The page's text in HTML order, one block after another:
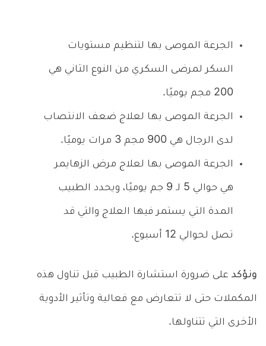
الجرعة الموصى بها لتنظيم مستويات
السكر لمرضى السكري من النوع الثاني هي
200 مجم يوميًا.
الجرعة الموصى بها لعلاج ضعف الانتصاب
لدى الرجال هي 900 مجم 3 مرات يوميًا.
الجرعة الموصى بها لعلاج مرض الزهايمر
هي حوالي 5 لـ 9 جم يوميًا، ويحدد الطبيب
المدة التي يستمر فيها العلاج والتي قد
تصل لحوالي 12 أسبوع.
ونؤكد على ضرورة استشارة الطبيب قبل تناول هذه
المكملات حتى لا تتعارض مع فعالية وتأثير الأدوية
الأخرى التي تتناولها.